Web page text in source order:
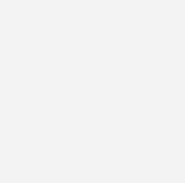
der ­Pistolengriff
dem natürlichen
Aufgaben.